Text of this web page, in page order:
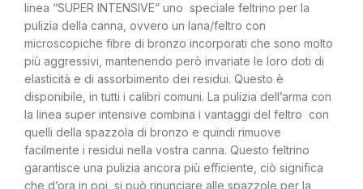
linea “SUPER INTENSIVE” uno speciale feltrino per la
pulizia della canna, ovvero un lana/feltro con
microscopiche fibre di bronzo incorporati che sono molto
più aggressivi, mantenendo però invariate le loro doti di
elasticità e di assorbimento dei residui. Questo è
disponibile, in tutti i calibri comuni. La pulizia dell’arma con
la linea super intensive combina i vantaggi del feltro con
quelli della spazzola di bronzo e quindi rimuove
facilmente i residui nella vostra canna. Questo feltrino
garantisce una pulizia ancora più efficiente, ciò significa
che d’ora in poi, si può rinunciare alle spazzole per la